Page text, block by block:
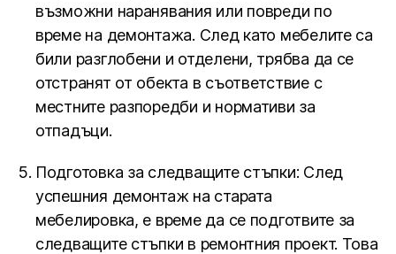
възможни наранявания или повреди по
време на демонтажа. След като мебелите са
били разглобени и отделени, трябва да се
отстранят от обекта в съответствие с
местните разпоредби и нормативи за
отпадъци.
Подготовка за следващите стъпки: След
успешния демонтаж на старата
мебелировка, е време да се подготвите за
следващите стъпки в ремонтния проект. Това